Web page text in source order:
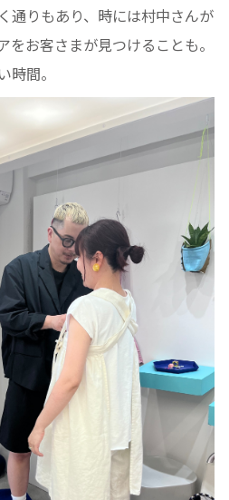
通りもあり、時には村中さんが
をお客さまが見つけることも。
時間。